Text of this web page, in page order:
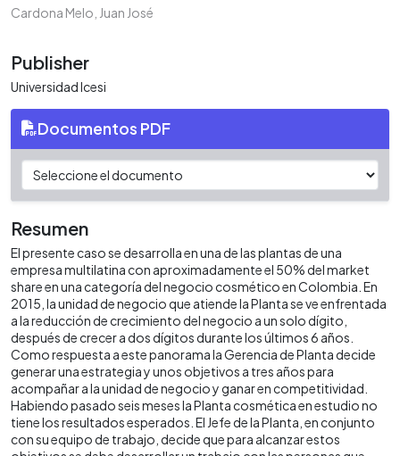
Cardona Melo, Juan José
Publisher
Universidad Icesi
Documentos PDF
Resumen
El presente caso se desarrolla en una de las plantas de una
empresa multilatina con aproximadamente el 50% del market
share en una categoría del negocio cosmético en Colombia. En
2015, la unidad de negocio que atiende la Planta se ve enfrentada
a la reducción de crecimiento del negocio a un solo dígito,
después de crecer a dos dígitos durante los últimos 6 años.
Como respuesta a este panorama la Gerencia de Planta decide
generar una estrategia y unos objetivos a tres años para
acompañar a la unidad de negocio y ganar en competitividad.
Habiendo pasado seis meses la Planta cosmética en estudio no
tiene los resultados esperados. El Jefe de la Planta, en conjunto
con su equipo de trabajo, decide que para alcanzar estos